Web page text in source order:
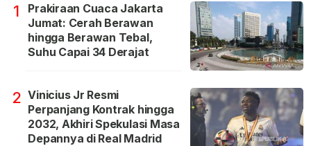
1
Prakiraan Cuaca Jakarta
Jumat: Cerah Berawan
hingga Berawan Tebal,
Suhu Capai 34 Derajat
2 Vinicius Jr Resmi
Perpanjang Kontrak hingga
2032, Akhiri Spekulasi Masa
Depannya di Real Madrid